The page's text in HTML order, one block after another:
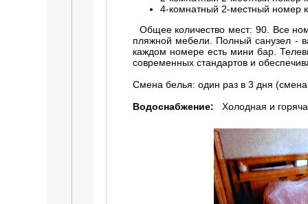
4-комнатный 2-местный номер
Общее количество мест: 90. Все
пляжной мебели. Полный санузел -
каждом номере есть мини бар.
современных стандартов и
Смена белья: один раз в 3 дня
Водоснабжение: Холодная и